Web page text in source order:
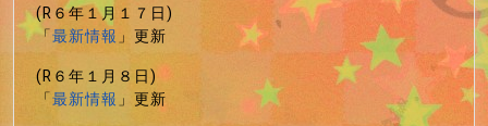
(R６年１月１７日)
「最新情報」更新
(R６年１月８日)
「最新情報」更新